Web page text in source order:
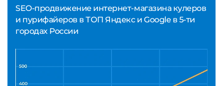
SEO-продвижение интернет-магазина кулеров
и пурифайеров в ТОП Яндекс и Google в 5-ти
городах России